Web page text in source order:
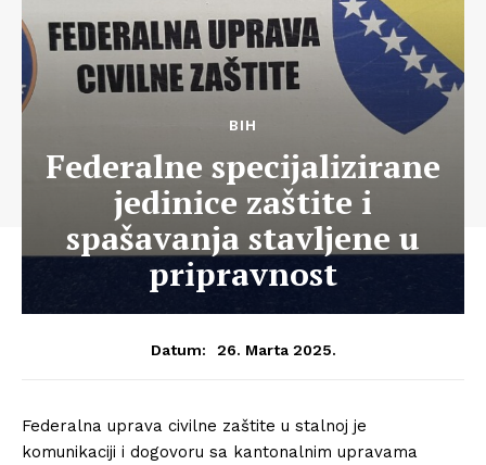
BIH
Federalne specijalizirane
jedinice zaštite i
spašavanja stavljene u
pripravnost
Datum: 26. Marta 2025.
Federalna uprava civilne zaštite u stalnoj je
komunikaciji i dogovoru sa kantonalnim upravama